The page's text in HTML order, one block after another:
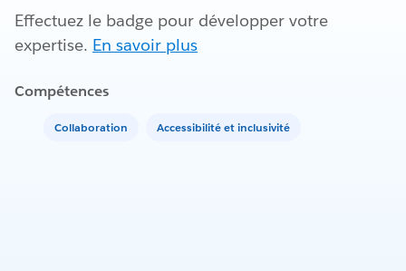
Effectuez le badge pour développer votre
expertise. En savoir plus
Compétences
Collaboration Accessibilité et inclusivité